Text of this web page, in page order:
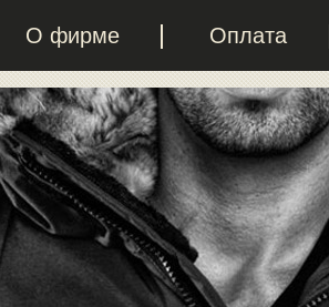
О фирме Оплата